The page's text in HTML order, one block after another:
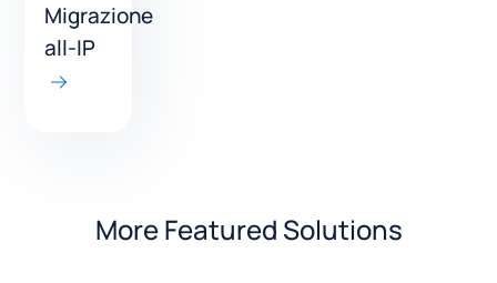
Migrazione
all-IP
More Featured Solutions